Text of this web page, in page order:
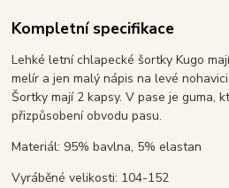
Kompletní specifikace
Lehké letní chlapecké šortky Kugo
melír a jen malý nápis na levé
Šortky mají 2 kapsy. V pase je guma,
přizpůsobení obvodu pasu.
Materiál: 95% bavlna, 5% elastan
Vyráběné velikosti: 104-152